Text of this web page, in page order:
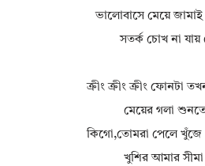
ভালোবাসে মেয়ে জামাই
সতর্ক চোখ না যায়
ক্রীং ক্রীং ক্রীং ফোনটা
মেয়ের গলা
কিগো,তোমরা পেলে খুঁজে
খুশির আমার সীমা